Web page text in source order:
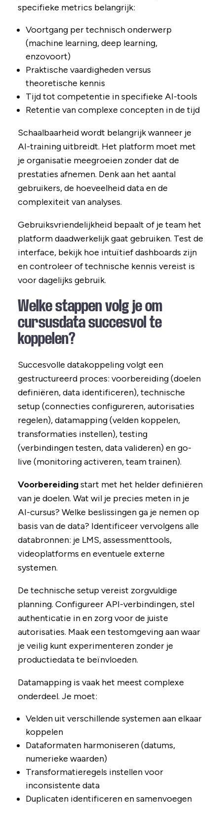
specifieke metrics belangrijk:
Voortgang per technisch onderwerp
(machine learning, deep learning,
enzovoort)
Praktische vaardigheden versus
theoretische kennis
Tijd tot competentie in specifieke AI-tools
Retentie van complexe concepten in de tijd
Schaalbaarheid wordt belangrijk wanneer je
AI-training uitbreidt. Het platform moet met
je organisatie meegroeien zonder dat de
prestaties afnemen. Denk aan het aantal
gebruikers, de hoeveelheid data en de
complexiteit van analyses.
Gebruiksvriendelijkheid bepaalt of je team het
platform daadwerkelijk gaat gebruiken. Test de
interface, bekijk hoe intuïtief dashboards zijn
en controleer of technische kennis vereist is
voor dagelijks gebruik.
Welke stappen volg je om
cursusdata succesvol te
koppelen?
Succesvolle datakoppeling volgt een
gestructureerd proces: voorbereiding (doelen
definiëren, data identificeren), technische
setup (connecties configureren, autorisaties
regelen), datamapping (velden koppelen,
transformaties instellen), testing
(verbindingen testen, data valideren) en go-
live (monitoring activeren, team trainen).
Voorbereidingstart met het helder definiëren
van je doelen. Wat wil je precies meten in je
AI-cursus? Welke beslissingen ga je nemen op
basis van de data? Identificeer vervolgens alle
databronnen: je LMS, assessmenttools,
videoplatforms en eventuele externe
systemen.
De technische setup vereist zorgvuldige
planning. Configureer API-verbindingen, stel
authenticatie in en zorg voor de juiste
autorisaties. Maak een testomgeving aan waar
je veilig kunt experimenteren zonder je
productiedata te beïnvloeden.
Datamapping is vaak het meest complexe
onderdeel. Je moet:
Velden uit verschillende systemen aan elkaar
koppelen
Dataformaten harmoniseren (datums,
numerieke waarden)
Transformatieregels instellen voor
inconsistente data
Duplicaten identificeren en samenvoegen